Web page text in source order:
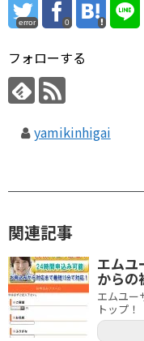
error 0
フォローする
yamikinhigai
関連記事
エムユ
からの
エムユー
トップ！